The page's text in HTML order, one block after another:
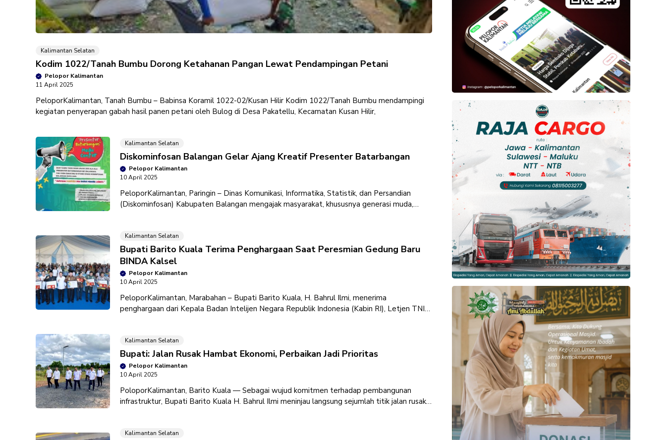
Kalimantan Selatan
Kodim 1022/Tanah Bumbu Dorong Ketahanan Pangan Lewat Pendampingan Petani
Pelopor Kalimantan
11 April 2025
PeloporKalimantan, Tanah Bumbu – Babinsa Koramil 1022-02/Kusan Hilir Kodim 1022/Tanah Bumbu mendampingi
kegiatan penyerapan gabah hasil panen petani oleh Bulog di Desa Pakatellu, Kecamatan Kusan Hilir,
Kalimantan Selatan
Diskominfosan Balangan Gelar Ajang Kreatif Presenter Batarbangan
Pelopor Kalimantan
10 April 2025
PeloporKalimantan, Paringin – Dinas Komunikasi, Informatika, Statistik, dan Persandian
(Diskominfosan) Kabupaten Balangan mengajak masyarakat, khususnya generasi muda,
Kalimantan Selatan
Bupati Barito Kuala Terima Penghargaan Saat Peresmian Gedung Baru
BINDA Kalsel
Pelopor Kalimantan
10 April 2025
PeloporKalimantan, Marabahan – Bupati Barito Kuala, H. Bahrul Ilmi, menerima
penghargaan dari Kepala Badan Intelijen Negara Republik Indonesia (Kabin RI), Letjen TNI
Kalimantan Selatan
Bupati: Jalan Rusak Hambat Ekonomi, Perbaikan Jadi Prioritas
Pelopor Kalimantan
10 April 2025
PoloporKalimantan, Barito Kuala — Sebagai wujud komitmen terhadap pembangunan
infrastruktur, Bupati Barito Kuala H. Bahrul Ilmi meninjau langsung sejumlah titik jalan rusak
Kalimantan Selatan